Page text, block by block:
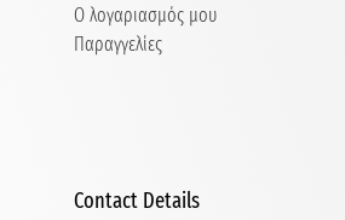
Ο λογαριασμός μου
Παραγγελίες
Contact Details